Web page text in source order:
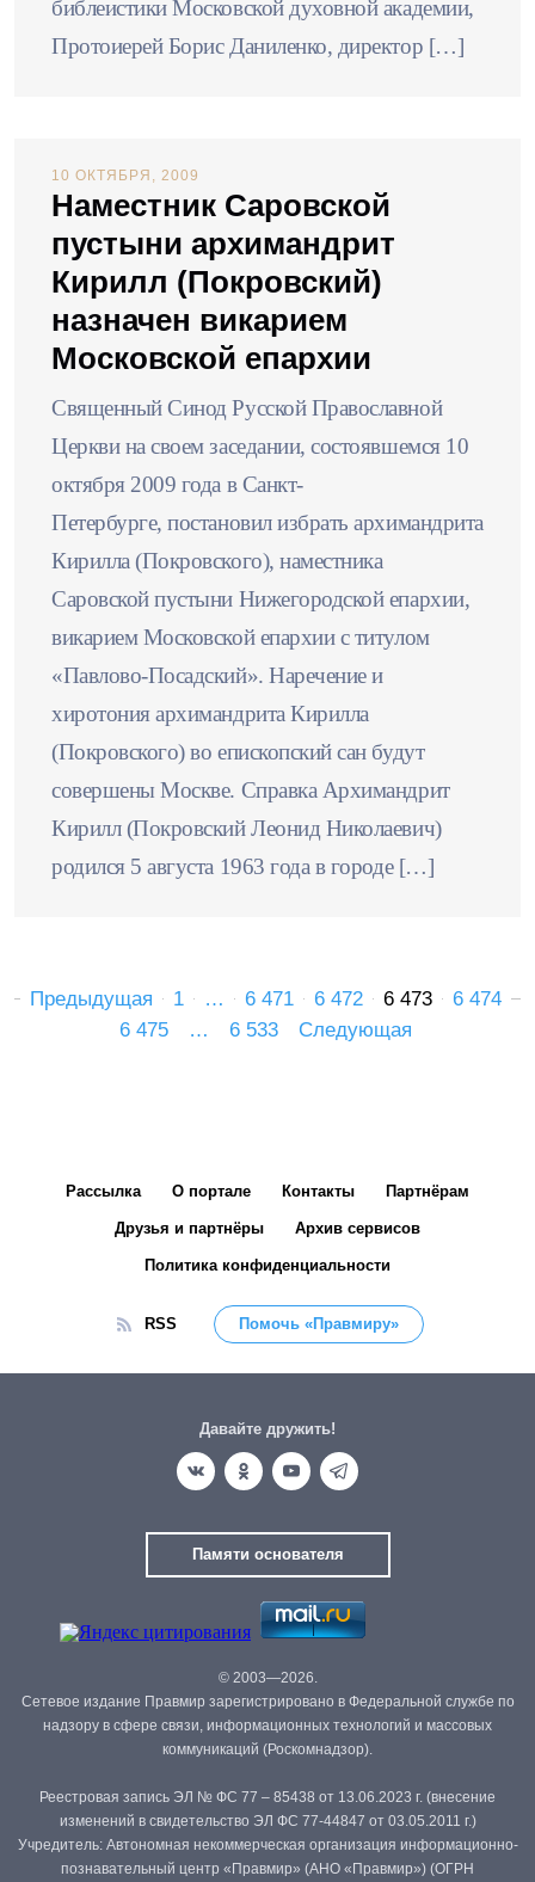
библеистики Московской духовной академии,
Протоиерей Борис Даниленко, директор […]
10 ОКТЯБРЯ, 2009
Наместник Саровской
пустыни архимандрит
Кирилл (Покровский)
назначен викарием
Московской епархии
Священный Синод Русской Православной
Церкви на своем заседании, состоявшемся 10
октября 2009 года в Санкт-
Петербурге, постановил избрать архимандрита
Кирилла (Покровского), наместника
Саровской пустыни Нижегородской епархии,
викарием Московской епархии с титулом
«Павлово-Посадский». Наречение и
хиротония архимандрита Кирилла
(Покровского) во епископский сан будут
совершены Москве. Справка Архимандрит
Кирилл (Покровский Леонид Николаевич)
родился 5 августа 1963 года в городе […]
Предыдущая 1 … 6 471 6 472 6 473
6 474
6 475
… 6 533 Следующая
Рассылка О портале Контакты Партнёрам
Друзья и партнёры Архив сервисов
Политика конфиденциальности
RSS Помочь «Правмиру»
Давайте дружить!
Памяти основателя
© 2003—2026.
Сетевое издание Правмир зарегистрировано в Федеральной службе по
надзору в сфере связи, информационных технологий и массовых
коммуникаций (Роскомнадзор).
Реестровая запись ЭЛ № ФС 77 – 85438 от 13.06.2023 г. (внесение
изменений в свидетельство ЭЛ ФС 77-44847 от 03.05.2011 г.)
Учредитель: Автономная некоммерческая организация информационно-
познавательный центр «Правмир» (АНО «Правмир») (ОГРН